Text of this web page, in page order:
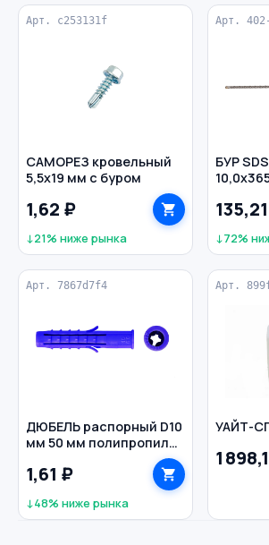
Арт. c253131f
САМОРЕЗ кровельный
5,5х19 мм с буром
1,62 ₽
↓21% ниже рынка
Арт.
БУР
↓72%
Арт. 7867d7f4
ДЮБЕЛЬ распорный D10
мм 50 мм полипропилен
1,61 ₽
↓48% ниже рынка
Арт.
УАЙТ-
1